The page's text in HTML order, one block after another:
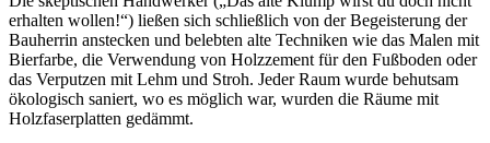
erhalten wollen!“) ließen sich schließlich von der Begeisterung der
Bauherrin anstecken und belebten alte Techniken wie das Malen mit
Bierfarbe, die Verwendung von Holzzement für den Fußboden oder
das Verputzen mit Lehm und Stroh. Jeder Raum wurde behutsam
ökologisch saniert, wo es möglich war, wurden die Räume mit
Holzfaserplatten gedämmt.